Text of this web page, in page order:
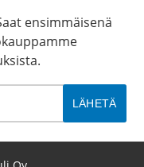
ensimmäisenä